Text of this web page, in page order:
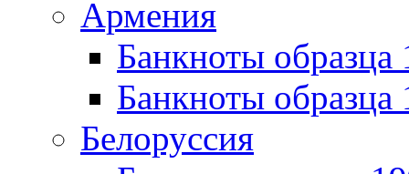
Армения
Банкноты образца
Банкноты образца
Белоруссия